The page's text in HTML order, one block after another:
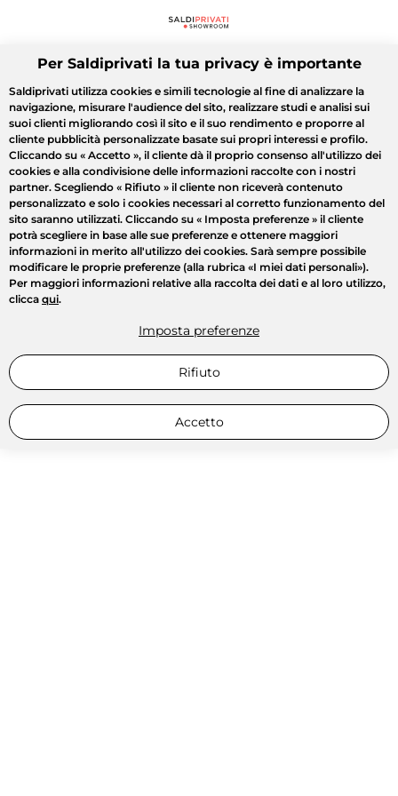
Per Saldiprivati la tua privacy è importante
Saldiprivati utilizza cookies e simili tecnologie al fine di analizzare la
navigazione, misurare l'audience del sito, realizzare studi e analisi sui
suoi clienti migliorando così il sito e il suo rendimento e proporre al
cliente pubblicità personalizzate basate sui propri interessi e profilo.
Cliccando su « Accetto », il cliente dà il proprio consenso all'utilizzo dei
cookies e alla condivisione delle informazioni raccolte con i nostri
partner. Scegliendo « Rifiuto » il cliente non riceverà contenuto
personalizzato e solo i cookies necessari al corretto funzionamento del
sito saranno utilizzati. Cliccando su « Imposta preferenze » il cliente
potrà scegliere in base alle sue preferenze e ottenere maggiori
informazioni in merito all'utilizzo dei cookies. Sarà sempre possibile
modificare le proprie preferenze (alla rubrica «I miei dati personali»).
Per maggiori informazioni relative alla raccolta dei dati e al loro utilizzo,
clicca qui.
Imposta preferenze
Rifiuto
Accetto